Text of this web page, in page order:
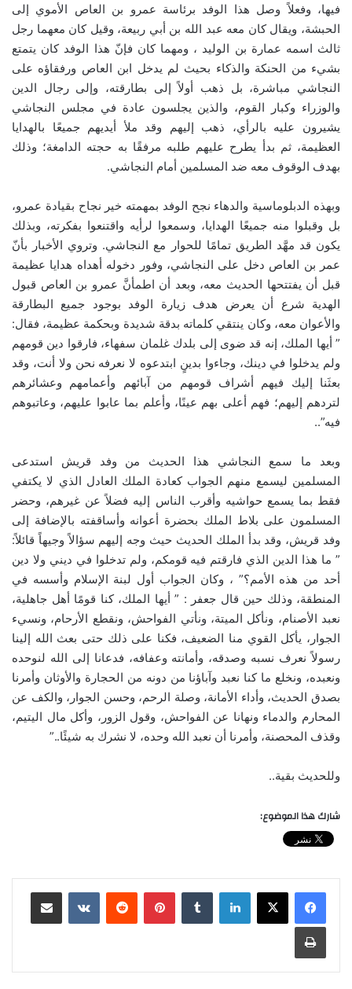
فيها، وفعلاً وصل هذا الوفد برئاسة عمرو بن العاص الأموي إلى
الحبشة، ويقال كان معه عبد الله بن أبي ربيعة، وقيل كان معهما رجل
ثالث اسمه عمارة بن الوليد ، ومهما كان فإنّ هذا الوفد كان يتمتع
بشيء من الحنكة والذكاء بحيث لم يدخل ابن العاص ورفقاؤه على
النجاشي مباشرة، بل ذهب أولاً إلى بطارقته، وإلى رجال الدين
والوزراء وكبار القوم، والذين يجلسون عادة في مجلس النجاشي
يشيرون عليه بالرأي، ذهب إليهم وقد ملأ أيديهم جميعًا بالهدايا
العظيمة، ثم بدأ يطرح عليهم طلبه مرفقًا به حجته الدامغة؛ وذلك
بهدف الوقوف معه ضد المسلمين أمام النجاشي.
وبهذه الدبلوماسية والدهاء نجح الوفد بمهمته خير نجاح بقيادة عمرو،
بل وقبلوا منه جميعًا الهدايا، وسمعوا لرأيه واقتنعوا بفكرته، وبذلك
يكون قد مهَّد الطريق تمامًا للحوار مع النجاشي. وتروي الأخبار بأنّ
عمر بن العاص دخل على النجاشي، وفور دخوله أهداه هدايا عظيمة
قبل أن يفتتحها الحديث معه، وبعد أن اطمأنَّ عمرو بن العاص قبول
الهدية شرع أن يعرض هدف زيارة الوفد بوجود جميع البطارقة
والأعوان معه، وكان ينتقي كلماته بدقة شديدة وبحكمة عظيمة، فقال:
” أيها الملك، إنه قد ضوى إلى بلدك غلمان سفهاء، فارقوا دين قومهم
ولم يدخلوا في دينك، وجاءوا بدينٍ ابتدعوه لا نعرفه نحن ولا أنت، وقد
بعثَنا إليك فيهم أشراف قومهم من آبائهم وأعمامهم وعشائرهم
لتردهم إليهم؛ فهم أعلى بهم عينًا، وأعلم بما عابوا عليهم، وعاتبوهم
فيه”..
وبعد ما سمع النجاشي هذا الحديث من وفد قريش استدعى
المسلمين ليسمع منهم الجواب كعادة الملك العادل الذي لا يكتفي
فقط بما يسمع حواشيه وأقرب الناس إليه فضلاً عن غيرهم، وحضر
المسلمون على بلاط الملك بحضرة أعوانه وأساقفته بالإضافة إلى
وفد قريش، وقد بدأ الملك الحديث حيث وجه إليهم سؤالاً وجيهاً قائلاً:
” ما هذا الدين الذي فارقتم فيه قومكم، ولم تدخلوا في ديني ولا دين
أحد من هذه الأمم؟” ، وكان الجواب أول لبنة الإسلام وأسسه في
المنطقة، وذلك حين قال جعفر : ” أيها الملك، كنا قومًا أهل جاهلية،
نعبد الأصنام، ونأكل الميتة، ونأتي الفواحش، ونقطع الأرحام، ونسيء
الجوار، يأكل القوي منا الضعيف، فكنا على ذلك حتى بعث الله إلينا
رسولاً نعرف نسبه وصدقه، وأمانته وعفافه، فدعانا إلى الله لنوحده
ونعبده، ونخلع ما كنا نعبد وآباؤنا من دونه من الحجارة والأوثان وأمرنا
بصدق الحديث، وأداء الأمانة، وصلة الرحم، وحسن الجوار، والكف عن
المحارم والدماء ونهانا عن الفواحش، وقول الزور، وأكل مال اليتيم،
وقذف المحصنة، وأمرنا أن نعبد الله وحده، لا نشرك به شيئًا..”
وللحديث بقية..
شارك هذا الموضوع:
لينكدإن بينتيريست